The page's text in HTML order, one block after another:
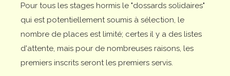
Pour tous les stages hormis le "dossards solidaires"
qui est potentiellement soumis à sélection, le
nombre de places est limité; certes il y a des listes
d'attente, mais pour de nombreuses raisons, les
premiers inscrits seront les premiers servis.